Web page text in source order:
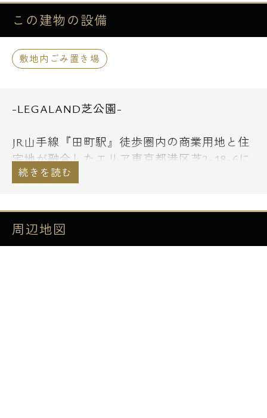
この建物の設備
敷地内ごみ置き場
-LEGALAND芝公園-
JR山手線『田町駅』徒歩圏内の商業用地と住
宅地が融合したエリア東京都港区芝2-18-6に
鉄筋コンクリート造地上5階建て内外装一部
イナーズマンション「LEGALAND芝公園」が
2021年6月に完成！
周辺地図